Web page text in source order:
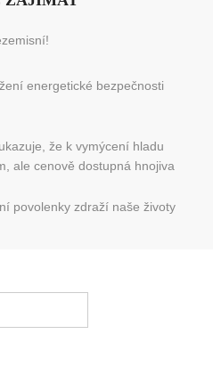
energetické bezpečnosti
že k vymýcení hladu
ale cenově dostupná hnojiva
povolenky zdraží naše životy